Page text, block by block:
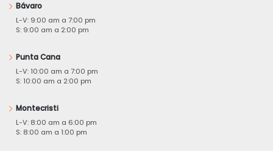
Bávaro
L-V: 9:00 am a 7:00 pm
S: 9:00 am a 2:00 pm
Punta Cana
L-V: 10:00 am a 7:00 pm
S: 10:00 am a 2:00 pm
Montecristi
L-V: 8:00 am a 6:00 pm
S: 8:00 am a 1:00 pm